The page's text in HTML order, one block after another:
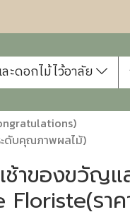
ะดอกไม้ไว้อาลัย
ะดับคุณภาพผลไม้)
ช้าของขวัญ
Floriste(รา